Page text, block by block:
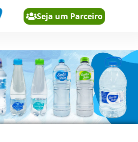
Seja um Parceiro